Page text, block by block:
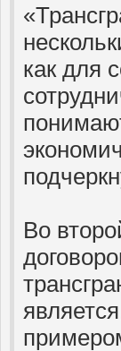
как для
Во